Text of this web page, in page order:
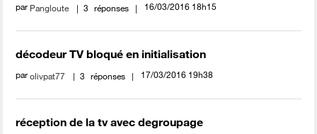
par Pangloute 3 réponses ‎16/03/2016 18h15
décodeur TV bloqué en initialisation
parolivpat77 3 réponses ‎17/03/2016 19h38
réception de la tv avec degroupage